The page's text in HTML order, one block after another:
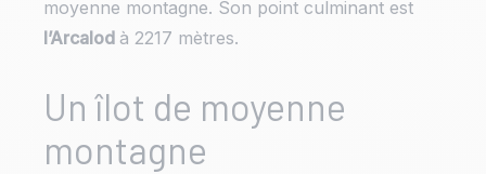
moyenne montagne. Son point culminant est
l’Arcalod à 2217 mètres.
Un îlot de moyenne
montagne